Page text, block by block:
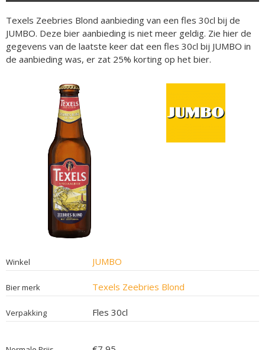
Texels Zeebries Blond aanbieding van een fles 30cl bij de
JUMBO. Deze bier aanbieding is niet meer geldig. Zie hier de
gegevens van de laatste keer dat een fles 30cl bij JUMBO in
de aanbieding was, er zat 25% korting op het bier.
Winkel JUMBO
Bier merk Texels Zeebries Blond
Verpakking Fles 30cl